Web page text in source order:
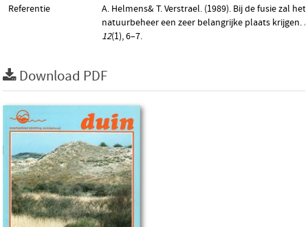
Referentie
A. Helmens& T. Verstrael. (1989). Bij de fusie zal het
natuurbeheer een zeer belangrijke plaats krijgen.
12(1), 6–7.
Download PDF